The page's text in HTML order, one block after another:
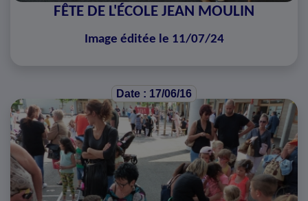
FÊTE DE L'ÉCOLE JEAN MOULIN
Image éditée le 11/07/24
Date : 17/06/16